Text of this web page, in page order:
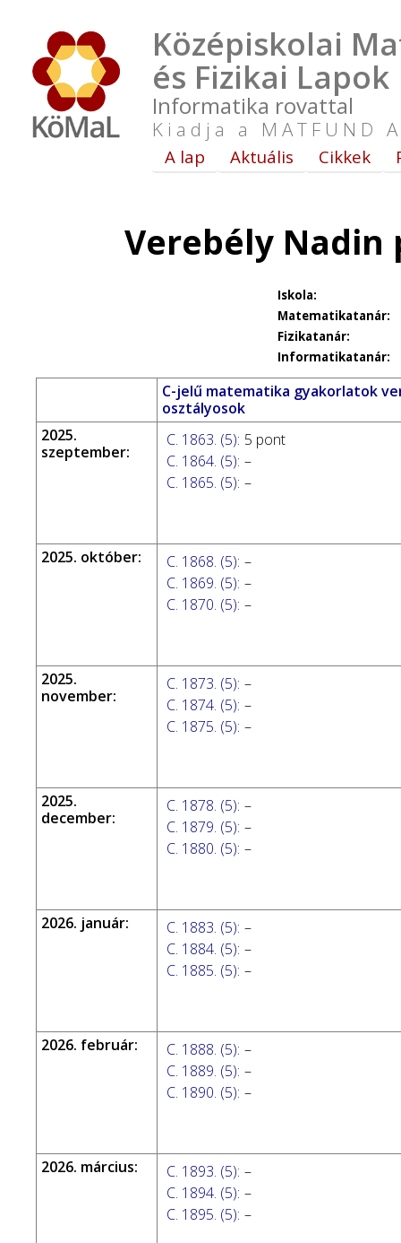
Középiskolai
és Fizikai Lapok
Informatika rovattal
Kiadja a MATFUND
A lap Aktuális Cikkek
Verebély Nadin
Iskola:
Matematikatanár:
Fizikatanár:
Informatikatanár:
C-jelű matematika gyakorlatok
osztályosok
2025.
szeptember:
C. 1863. (5): 5 pont
C. 1864. (5): –
C. 1865. (5): –
2025. október: C. 1868. (5): –
C. 1869. (5): –
C. 1870. (5): –
2025.
november:
C. 1873. (5): –
C. 1874. (5): –
C. 1875. (5): –
2025.
december:
C. 1878. (5): –
C. 1879. (5): –
C. 1880. (5): –
2026. január: C. 1883. (5): –
C. 1884. (5): –
C. 1885. (5): –
2026. február: C. 1888. (5): –
C. 1889. (5): –
C. 1890. (5): –
2026. március: C. 1893. (5): –
C. 1894. (5): –
C. 1895. (5): –